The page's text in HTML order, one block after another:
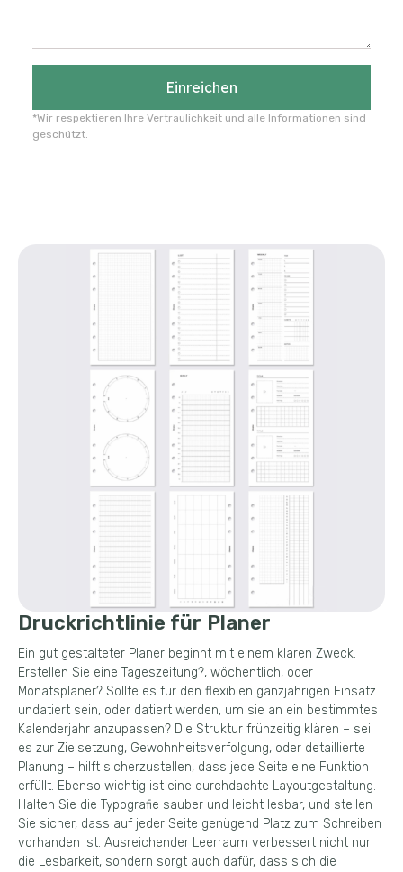
Einreichen
*Wir respektieren Ihre Vertraulichkeit und alle Informationen sind
geschützt.
Druckrichtlinie für Planer
Ein gut gestalteter Planer beginnt mit einem klaren Zweck.
Erstellen Sie eine Tageszeitung?, wöchentlich, oder
Monatsplaner? Sollte es für den flexiblen ganzjährigen Einsatz
undatiert sein, oder datiert werden, um sie an ein bestimmtes
Kalenderjahr anzupassen? Die Struktur frühzeitig klären – sei
es zur Zielsetzung, Gewohnheitsverfolgung, oder detaillierte
Planung – hilft sicherzustellen, dass jede Seite eine Funktion
erfüllt. Ebenso wichtig ist eine durchdachte Layoutgestaltung.
Halten Sie die Typografie sauber und leicht lesbar, und stellen
Sie sicher, dass auf jeder Seite genügend Platz zum Schreiben
vorhanden ist. Ausreichender Leerraum verbessert nicht nur
die Lesbarkeit, sondern sorgt auch dafür, dass sich die